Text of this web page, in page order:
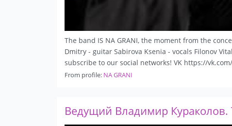
The band IS NA GRANI, the moment from the
Dmitry - guitar Sabirova Ksenia - vocals Filonov
subscribe to our social networks! VK https://
From profile: NA GRANI
Ведущий Владимир Кураколов.